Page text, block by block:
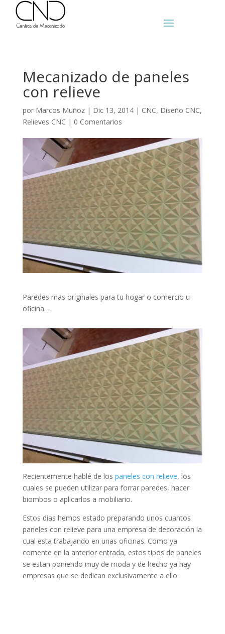
Mecanizado de paneles
con relieve
por Marcos Muñoz| Dic 13, 2014| CNC, Diseño CNC,
Relieves CNC | 0 Comentarios
Paredes mas originales para tu hogar o comercio u
oficina…
Recientemente hablé de los paneles con relieve, los
cuales se pueden utilizar para forrar paredes, hacer
biombos o aplicarlos a mobiliario.
Estos días hemos estado preparando unos cuantos
paneles con relieve para una empresa de decoración la
cual esta trabajando en unas oficinas. Como ya
comente en la anterior entrada, estos tipos de paneles
se estan poniendo muy de moda y de hecho ya hay
empresas que se dedican exclusivamente a ello.